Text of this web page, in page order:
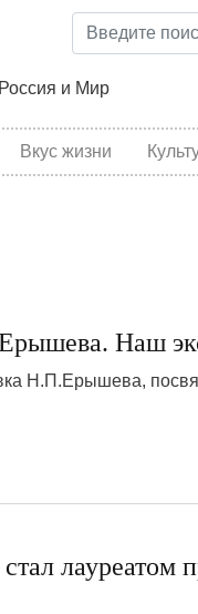
Россия и Мир
Вкус жизни
Наш
Н.П.Ерышева,
стал